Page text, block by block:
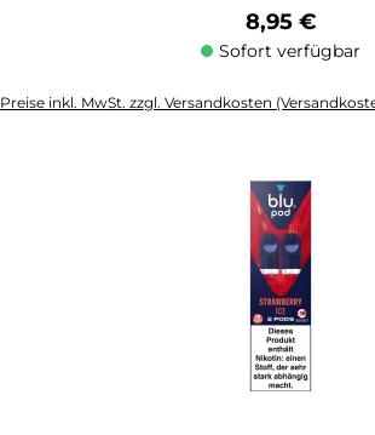
Regulärer
8,95 €
Sofort verfügbar
Preise inkl. MwSt. zzgl. Versandkosten